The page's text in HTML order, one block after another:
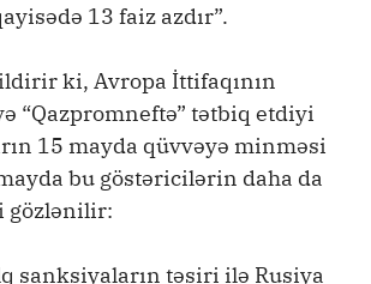
13 faiz azdır”.
ki, Avropa İttifaqının
“Qazpromneftə” tətbiq etdiyi
15 mayda qüvvəyə minməsi
bu göstəricilərin daha da
gözlənilir:
sanksiyaların təsiri ilə Rusiya